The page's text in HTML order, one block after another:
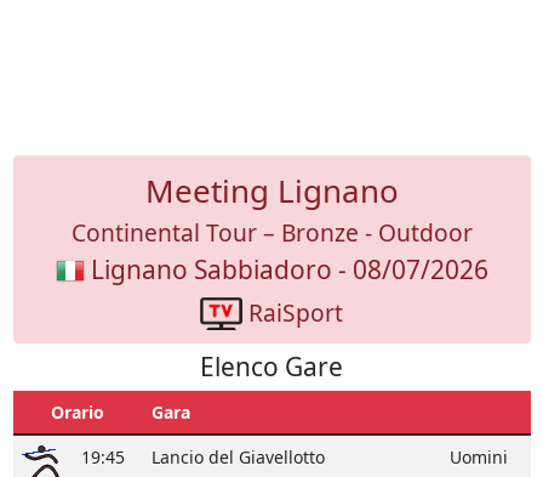
Meeting Lignano
Continental Tour – Bronze - Outdoor
Lignano Sabbiadoro - 08/07/2026
RaiSport
Elenco Gare
Orario
Gara
19:45
Lancio del Giavellotto Uomini